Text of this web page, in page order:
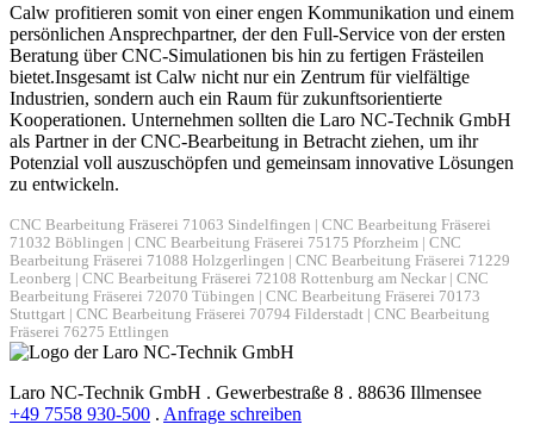
Calw profitieren somit von einer engen Kommunikation und einem
persönlichen Ansprechpartner, der den Full-Service von der ersten
Beratung über CNC-Simulationen bis hin zu fertigen Frästeilen
bietet.Insgesamt ist Calw nicht nur ein Zentrum für vielfältige
Industrien, sondern auch ein Raum für zukunftsorientierte
Kooperationen. Unternehmen sollten die Laro NC-Technik GmbH
als Partner in der CNC-Bearbeitung in Betracht ziehen, um ihr
Potenzial voll auszuschöpfen und gemeinsam innovative Lösungen
zu entwickeln.
CNC Bearbeitung Fräserei 71063 Sindelfingen | CNC Bearbeitung Fräserei
71032 Böblingen | CNC Bearbeitung Fräserei 75175 Pforzheim | CNC
Bearbeitung Fräserei 71088 Holzgerlingen | CNC Bearbeitung Fräserei 71229
Leonberg | CNC Bearbeitung Fräserei 72108 Rottenburg am Neckar | CNC
Bearbeitung Fräserei 72070 Tübingen | CNC Bearbeitung Fräserei 70173
Stuttgart | CNC Bearbeitung Fräserei 70794 Filderstadt | CNC Bearbeitung
Fräserei 76275 Ettlingen
Laro NC-Technik GmbH . Gewerbestraße 8 . 88636 Illmensee
+49 7558 930-500 . Anfrage schreiben